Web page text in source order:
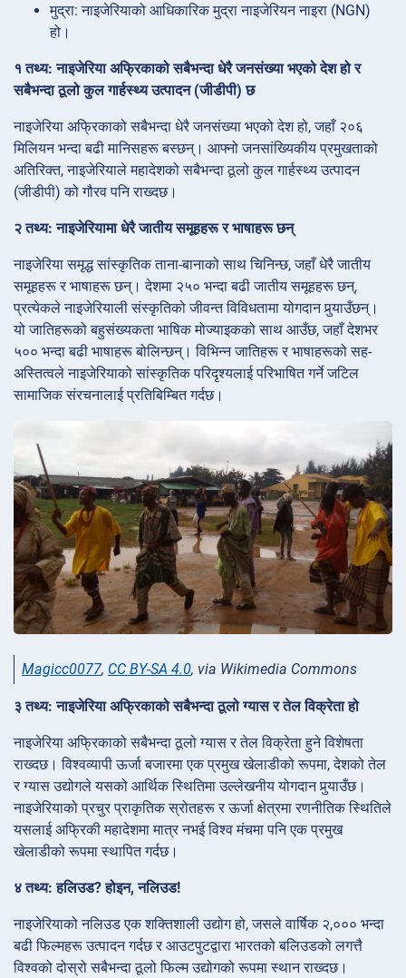
मुद्रा: नाइजेरियाको आधिकारिक मुद्रा नाइजेरियन नाइरा (NGN)
हो।
१ तथ्य: नाइजेरिया अफ्रिकाको सबैभन्दा धेरै जनसंख्या भएको देश हो र
सबैभन्दा ठूलो कुल गार्हस्थ्य उत्पादन (जीडीपी) छ
नाइजेरिया अफ्रिकाको सबैभन्दा धेरै जनसंख्या भएको देश हो, जहाँ २०६
मिलियन भन्दा बढी मानिसहरू बस्छन्। आफ्नो जनसांख्यिकीय प्रमुखताको
अतिरिक्त, नाइजेरियाले महादेशको सबैभन्दा ठूलो कुल गार्हस्थ्य उत्पादन
(जीडीपी) को गौरव पनि राख्दछ।
२ तथ्य: नाइजेरियामा धेरै जातीय समूहहरू र भाषाहरू छन्
नाइजेरिया समृद्ध सांस्कृतिक ताना-बानाको साथ चिनिन्छ, जहाँ धेरै जातीय
समूहहरू र भाषाहरू छन्। देशमा २५० भन्दा बढी जातीय समूहहरू छन्,
प्रत्येकले नाइजेरियाली संस्कृतिको जीवन्त विविधतामा योगदान पुर्‍याउँछन्।
यो जातिहरूको बहुसंख्यकता भाषिक मोज्याइकको साथ आउँछ, जहाँ देशभर
५०० भन्दा बढी भाषाहरू बोलिन्छन्। विभिन्न जातिहरू र भाषाहरूको सह-
अस्तित्वले नाइजेरियाको सांस्कृतिक परिदृश्यलाई परिभाषित गर्ने जटिल
सामाजिक संरचनालाई प्रतिबिम्बित गर्दछ।
Magicc0077, CC BY-SA 4.0, via Wikimedia Commons
३ तथ्य: नाइजेरिया अफ्रिकाको सबैभन्दा ठूलो ग्यास र तेल विक्रेता हो
नाइजेरिया अफ्रिकाको सबैभन्दा ठूलो ग्यास र तेल विक्रेता हुने विशेषता
राख्दछ। विश्वव्यापी ऊर्जा बजारमा एक प्रमुख खेलाडीको रूपमा, देशको तेल
र ग्यास उद्योगले यसको आर्थिक स्थितिमा उल्लेखनीय योगदान पुर्‍याउँछ।
नाइजेरियाको प्रचुर प्राकृतिक स्रोतहरू र ऊर्जा क्षेत्रमा रणनीतिक स्थितिले
यसलाई अफ्रिकी महादेशमा मात्र नभई विश्व मंचमा पनि एक प्रमुख
खेलाडीको रूपमा स्थापित गर्दछ।
४ तथ्य: हलिउड? होइन, नलिउड!
नाइजेरियाको नलिउड एक शक्तिशाली उद्योग हो, जसले वार्षिक २,००० भन्दा
बढी फिल्महरू उत्पादन गर्दछ र आउटपुटद्वारा भारतको बलिउडको लगत्तै
विश्वको दोस्रो सबैभन्दा ठूलो फिल्म उद्योगको रूपमा स्थान राख्दछ।